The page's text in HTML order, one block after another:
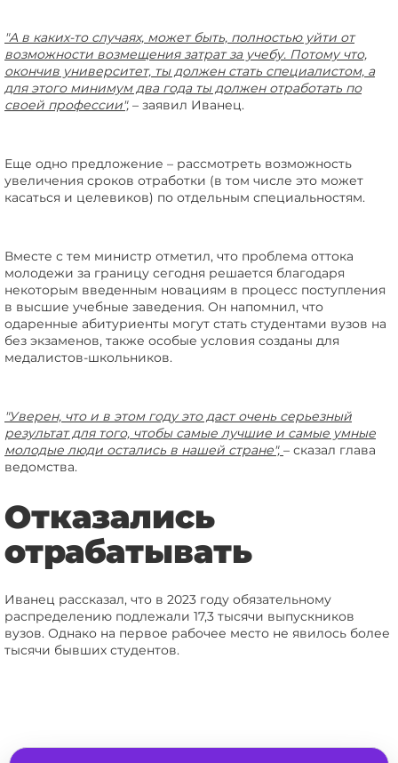
"А в каких-то случаях, может быть, полностью уйти от
возможности возмещения затрат за учебу. Потому что,
окончив университет, ты должен стать специалистом, а
для этого минимум два года ты должен отработать по
своей профессии", – заявил Иванец.
Еще одно предложение – рассмотреть возможность
увеличения сроков отработки (в том числе это может
касаться и целевиков) по отдельным специальностям.
Вместе с тем министр отметил, что проблема оттока
молодежи за границу сегодня решается благодаря
некоторым введенным новациям в процесс поступления
в высшие учебные заведения. Он напомнил, что
одаренные абитуриенты могут стать студентами вузов на
без экзаменов, также особые условия созданы для
медалистов-школьников.
"Уверен, что и в этом году это даст очень серьезный
результат для того, чтобы самые лучшие и самые умные
молодые люди остались в нашей стране", – сказал глава
ведомства.
Отказались
отрабатывать
Иванец рассказал, что в 2023 году обязательному
распределению подлежали 17,3 тысячи выпускников
вузов. Однако на первое рабочее место не явилось более
тысячи бывших студентов.